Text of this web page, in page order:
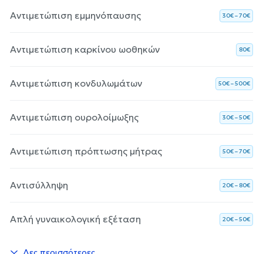
Αντιμετώπιση εμμηνόπαυσης 30€ – 70€
Αντιμετώπιση καρκίνου ωοθηκών 80€
Αντιμετώπιση κονδυλωμάτων 50€ – 500€
Αντιμετώπιση ουρολοίμωξης 30€ – 50€
Αντιμετώπιση πρόπτωσης μήτρας 50€ – 70€
Αντισύλληψη 20€ – 80€
Απλή γυναικολογική εξέταση 20€ – 50€